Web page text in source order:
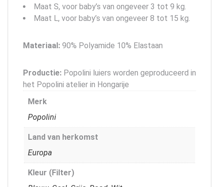
Maat S, voor baby’s van ongeveer 3 tot 9 kg.
Maat L, voor baby’s van ongeveer 8 tot 15 kg.
Materiaal: 90% Polyamide 10% Elastaan
Productie: Popolini luiers worden geproduceerd in
het Popolini atelier in Hongarije
Merk
Popolini
Land van herkomst
Europa
Kleur (Filter)